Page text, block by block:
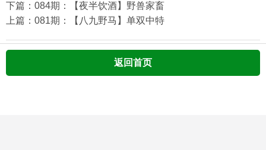
下篇：084期：【夜半饮酒】野兽家畜
上篇：081期：【八九野马】单双中特
返回首页